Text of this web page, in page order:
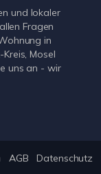
und lokaler
Fragen
in
Kreis, Mosel
uns an - wir
AGB Datenschutz